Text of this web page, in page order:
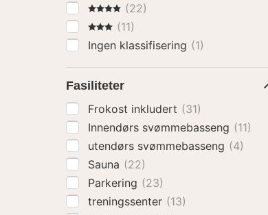
4 Stjerner
(22)
3 Stjerner
(11)
Ingen klassifisering (1)
Fasiliteter
Frokost inkludert (31)
Innendørs svømmebasseng (11)
utendørs svømmebasseng (4)
Sauna (22)
Parkering (23)
treningssenter (13)